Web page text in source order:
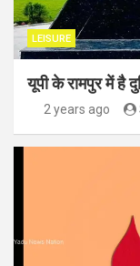
LEISURE
यूपी के रामपुर में है
2 years ago